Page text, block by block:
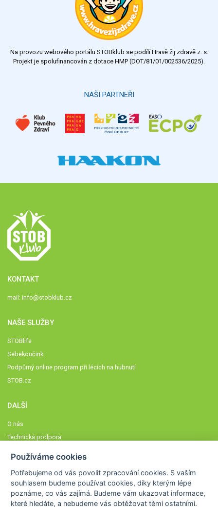
Výsledky Všechny ankety
Na provozu webového portálu STOBklub se podílí Hravě žij zdravě z. s.
Projekt je spolufinancován z dotace HMP (DOT/81/01/002536/2025).
NAŠI PARTNEŘI
KONTAKT
mail: info@stobklub.cz
NAŠE SLUŽBY
STOBlife
Sebekoučink
Podpůrný online program při lécích na hubnutí
STOB.cz
DALŠÍ
O nás
Technická podpora
Členové STOBklubu
Zásady nakládání s osobními údaji
Otestujte se
Používáme cookies
Potřebujeme od vás povolit zpracování cookies. S vaším
souhlasem budeme používat cookies, díky kterým lépe
poznáme,co vás zajímá. Budeme vám ukazovat informace,
které hledáte, a nebudeme vás obtěžovat těmi ostatními.